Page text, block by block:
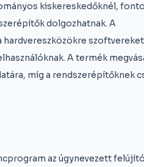
kiskereskedőknél,
dolgozhatnak. A
szoftvereket
A termék
míg a rendszerépítőknek
az úgynevezett